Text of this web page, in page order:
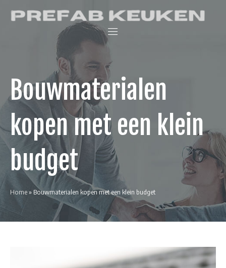
Prefab Keuken
Keukenwinkel
Bouwmaterialen
kopen met een klein
budget
Home » Bouwmaterialen kopen met een klein budget